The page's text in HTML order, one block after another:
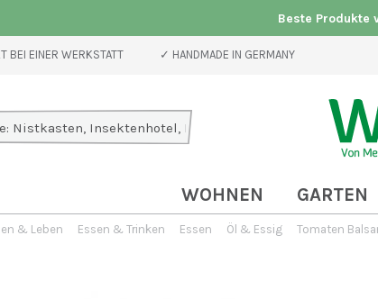
Beste Produkte
BEI EINER WERKSTATT ✓ HANDMADE IN GERMANY
WOHNEN GARTEN
& Leben Essen & Trinken Essen Öl & Essig Tomaten